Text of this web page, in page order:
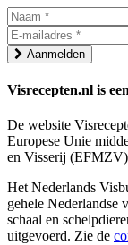
Aanmelden
Visrecepten.nl is
De website
Europese Unie
en Visserij
Het Nederlands
gehele Nederlandse
schaal en
uitgevoerd. Zie de